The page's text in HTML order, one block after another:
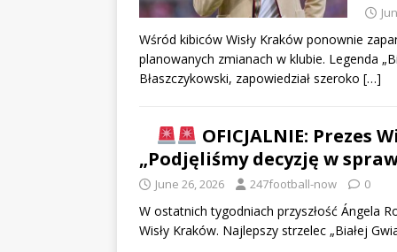
Wśród kibiców Wisły Kraków ponownie
planowanych zmianach w klubie. Legenda
Błaszczykowski, zapowiedział szeroko […]
OFICJALNIE: Prezes
„Podjęliśmy decyzję w
June 26, 2026 247football-now 0
W ostatnich tygodniach przyszłość Ángela
Wisły Kraków. Najlepszy strzelec „Białej